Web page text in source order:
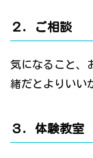
２．ご相談
気になること、
緒だとよりいい
３．体験教室